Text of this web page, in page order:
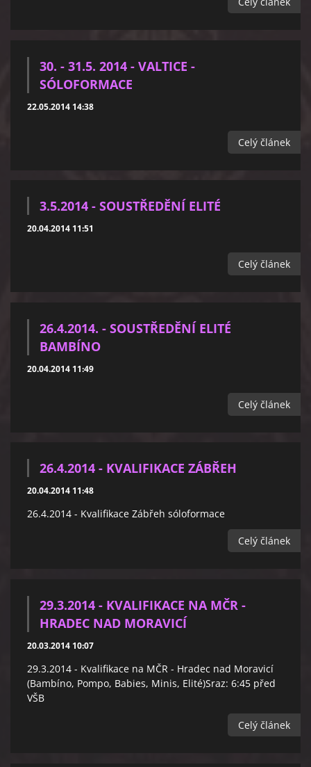
30. - 31.5. 2014 - VALTICE -
SÓLOFORMACE
22.05.2014 14:38
Celý článek
3.5.2014 - SOUSTŘEDĚNÍ ELITÉ
20.04.2014 11:51
Celý článek
26.4.2014. - SOUSTŘEDĚNÍ ELITÉ
BAMBÍNO
20.04.2014 11:49
Celý článek
26.4.2014 - KVALIFIKACE ZÁBŘEH
20.04.2014 11:48
26.4.2014 - Kvalifikace Zábřeh sóloformace
Celý článek
29.3.2014 - KVALIFIKACE NA MČR -
HRADEC NAD MORAVICÍ
20.03.2014 10:07
29.3.2014 - Kvalifikace na MČR - Hradec nad Moravicí
(Bambíno, Pompo, Babies, Minis, Elité)Sraz: 6:45 před
VŠB
Celý článek